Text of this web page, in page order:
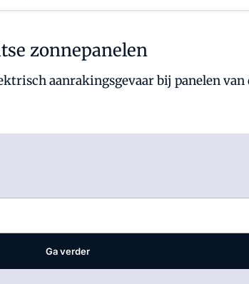
zonnepanelen
aanrakingsgevaar bij panelen
Ga verder